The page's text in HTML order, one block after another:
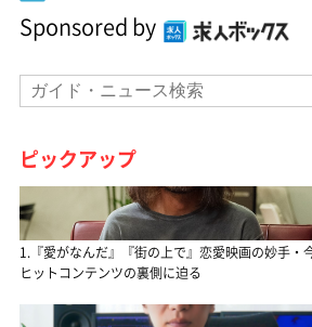
Sponsored by
ピックアップ
1.『愛がなんだ』『街の上で』恋愛映画の妙手・
ヒットコンテンツの裏側に迫る